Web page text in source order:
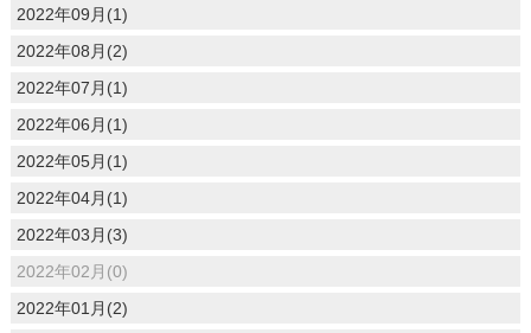
2022年09月(1)
2022年08月(2)
2022年07月(1)
2022年06月(1)
2022年05月(1)
2022年04月(1)
2022年03月(3)
2022年02月(0)
2022年01月(2)